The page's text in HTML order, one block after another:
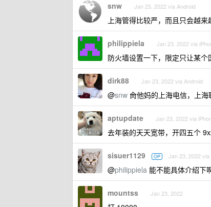
snw Jan 23, 2022 via Android
上海管得比较严，而且只会越来
philippiela Jan 23, 2022 via
防火墙设置一下，限定只让某
dirk88 Jan 23, 2022 via Android
@snw 肏他妈的上海电信，上
aptupdate Jan 23, 2022 via
去年装的天天宽带，开四五个
sisuer1129 OP Jan 23, 2022 via
@philippiela 能不能具体介绍下
mountss Jan 23, 2022